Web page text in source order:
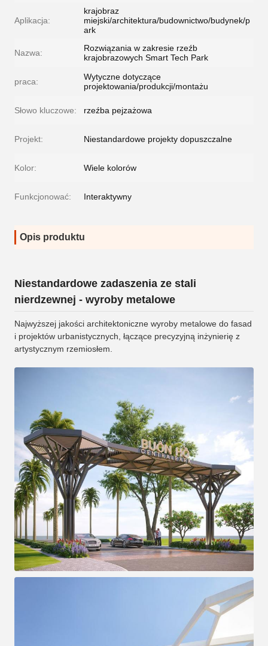
Aplikacja:
krajobraz
miejski/architektura/budownictwo/budynek/p
ark
Nazwa:
Rozwiązania w zakresie rzeźb
krajobrazowych Smart Tech Park
praca:
Wytyczne dotyczące
projektowania/produkcji/montażu
Słowo kluczowe: rzeźba pejzażowa
Projekt: Niestandardowe projekty dopuszczalne
Kolor: Wiele kolorów
Funkcjonować: Interaktywny
Opis produktu
Niestandardowe zadaszenia ze stali
nierdzewnej - wyroby metalowe
Najwyższej jakości architektoniczne wyroby metalowe do fasad
i projektów urbanistycznych, łączące precyzyjną inżynierię z
artystycznym rzemiosłem.